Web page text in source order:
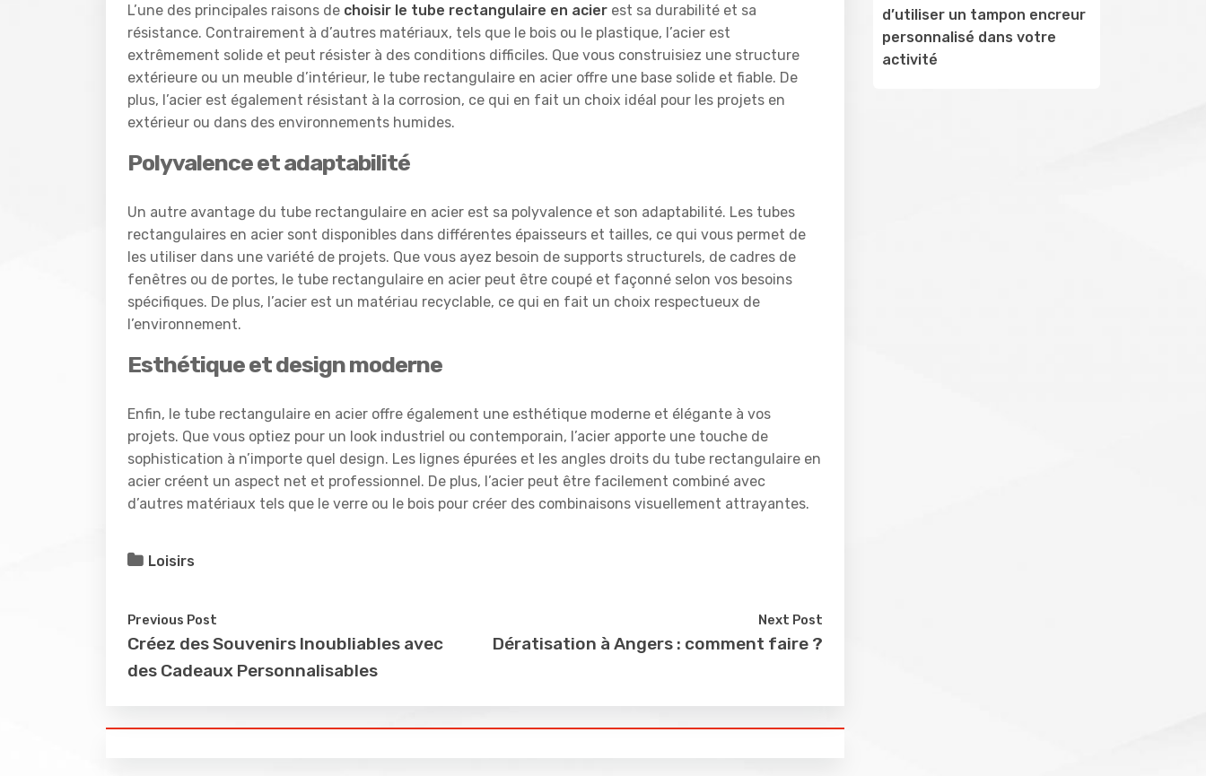
L’une des principales raisons de choisir le tube rectangulaire en acier est sa durabilité et sa
résistance. Contrairement à d’autres matériaux, tels que le bois ou le plastique, l’acier est
extrêmement solide et peut résister à des conditions difficiles. Que vous construisiez une structure
extérieure ou un meuble d’intérieur, le tube rectangulaire en acier offre une base solide et fiable. De
plus, l’acier est également résistant à la corrosion, ce qui en fait un choix idéal pour les projets en
extérieur ou dans des environnements humides.
Polyvalence et adaptabilité
Un autre avantage du tube rectangulaire en acier est sa polyvalence et son adaptabilité. Les tubes
rectangulaires en acier sont disponibles dans différentes épaisseurs et tailles, ce qui vous permet de
les utiliser dans une variété de projets. Que vous ayez besoin de supports structurels, de cadres de
fenêtres ou de portes, le tube rectangulaire en acier peut être coupé et façonné selon vos besoins
spécifiques. De plus, l’acier est un matériau recyclable, ce qui en fait un choix respectueux de
l’environnement.
Esthétique et design moderne
Enfin, le tube rectangulaire en acier offre également une esthétique moderne et élégante à vos
projets. Que vous optiez pour un look industriel ou contemporain, l’acier apporte une touche de
sophistication à n’importe quel design. Les lignes épurées et les angles droits du tube rectangulaire en
acier créent un aspect net et professionnel. De plus, l’acier peut être facilement combiné avec
d’autres matériaux tels que le verre ou le bois pour créer des combinaisons visuellement attrayantes.
Loisirs
Previous Post
Créez des Souvenirs Inoubliables avec
des Cadeaux Personnalisables
Next Post
Dératisation à Angers : comment faire ?
d’utiliser un tampon encreur
personnalisé dans votre
activité